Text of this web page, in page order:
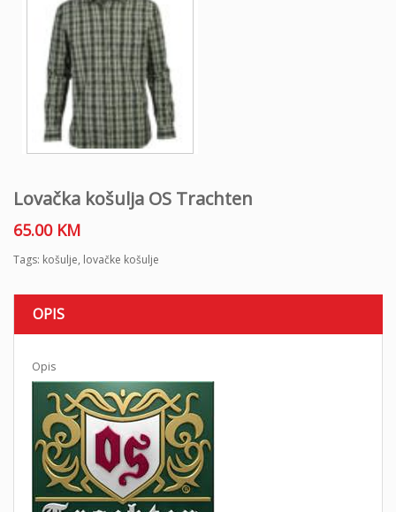
Lovačka košulja OS Trachten
65.00 KM
Tags: košulje, lovačke košulje
OPIS
Opis